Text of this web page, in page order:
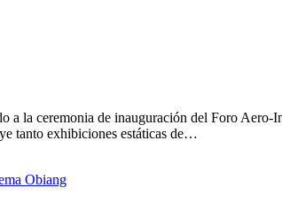
la ceremonia de inauguración del Foro Aero-
tanto exhibiciones estáticas de…
Obiang